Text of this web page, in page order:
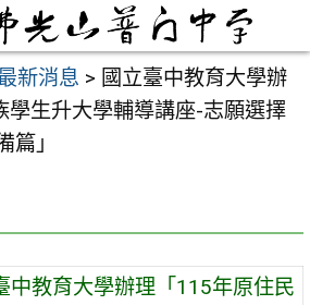
新消息 > 國立臺中教育大學辦
學生升大學輔導講座-志願選擇
篇」
中教育大學辦理「115年原住民